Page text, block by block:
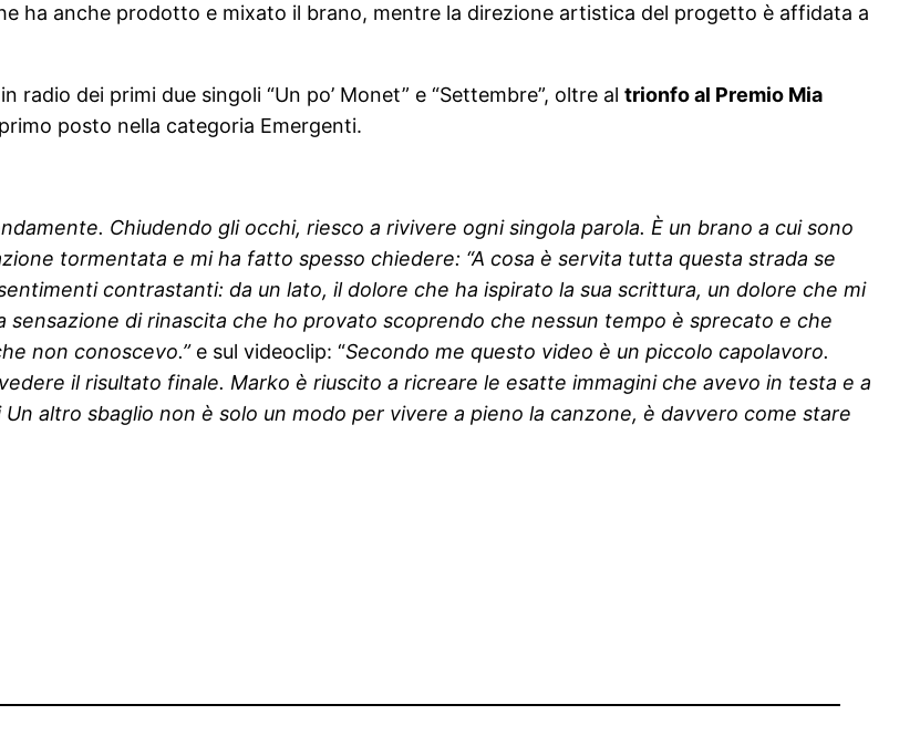
ha anche prodotto e mixato il brano, mentre la direzione artistica del progetto è affidata a
dei primi due singoli “Un po’ Monet” e “Settembre”, oltre al trionfo al Premio Mia
posto nella categoria Emergenti.
Chiudendo gli occhi, riesco a rivivere ogni singola parola. È un brano a cui sono
tormentata e mi ha fatto spesso chiedere: “A cosa è servita tutta questa strada se
contrastanti: da un lato, il dolore che ha ispirato la sua scrittura, un dolore che mi
sensazione di rinascita che ho provato scoprendo che nessun tempo è sprecato e che
non conoscevo.” e sul videoclip: “Secondo me questo video è un piccolo capolavoro.
il risultato finale. Marko è riuscito a ricreare le esatte immagini che avevo in testa e a
altro sbaglio non è solo un modo per vivere a pieno la canzone, è davvero come stare